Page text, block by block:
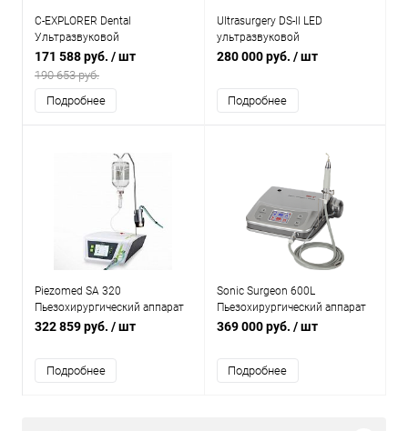
C-EXPLORER Dental
Ультразвуковой
хирургический аппарат с
подсветкой
171 588 руб. / шт
190 653 руб.
Подробнее
Ultrasurgery DS-II LED
ультразвуковой
хирургический аппарат с
280 000 руб. / шт
Подробнее
Piezomed SA 320
Пьезохирургический аппарат
322 859 руб. / шт
Подробнее
Sonic Surgeon 600L
Пьезохирургический аппарат
со светом
369 000 руб. / шт
Подробнее